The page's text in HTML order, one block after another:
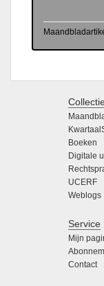
Collectie
Boeken
Digitale
UCERF
Weblogs
Service
Mijn
Contact